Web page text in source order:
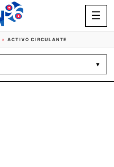
☰
» ACTIVO CIRCULANTE
▾